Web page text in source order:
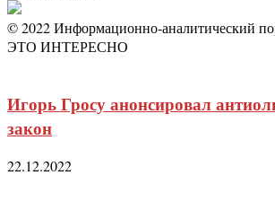
© 2022 Информационно-аналитический
ЭТО ИНТЕРЕСНО
Игорь Гросу анонсировал
закон
22.12.2022